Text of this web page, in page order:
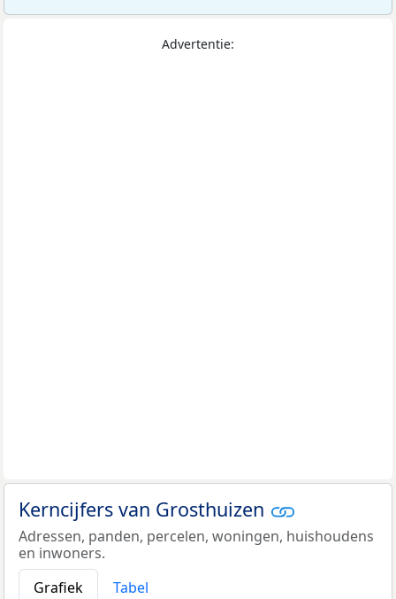
Advertentie:
Kerncijfers van Grosthuizen
Adressen, panden, percelen, woningen, huishoudens
en inwoners.
Grafiek
Tabel